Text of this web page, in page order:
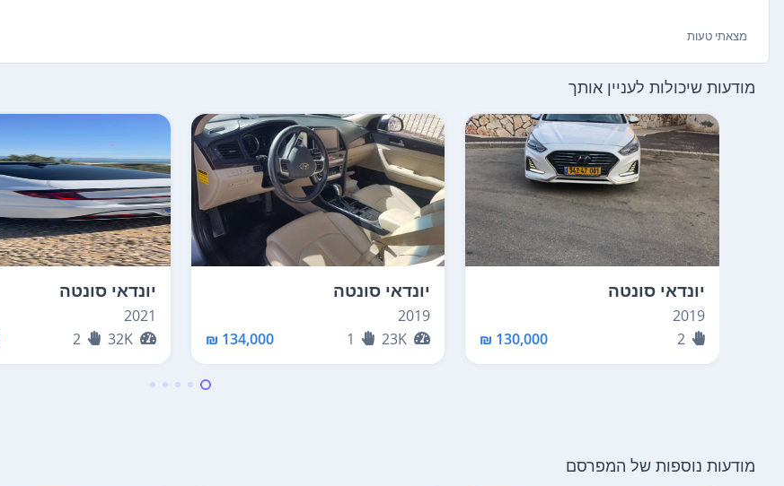
מצאתי טעות
מודעות שיכולות לעניין אותך
יונדאי סונטה
2019
2
130,000 ₪
יונדאי סונטה
2019
23K
1
134,000 ₪
יונדאי סונטה
2021
32K
2
מודעות נוספות של המפרסם